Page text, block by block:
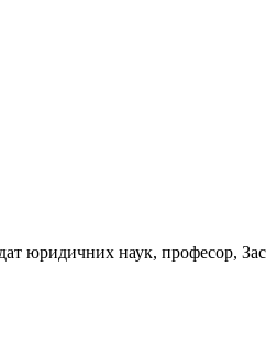
юридичних наук, професор,